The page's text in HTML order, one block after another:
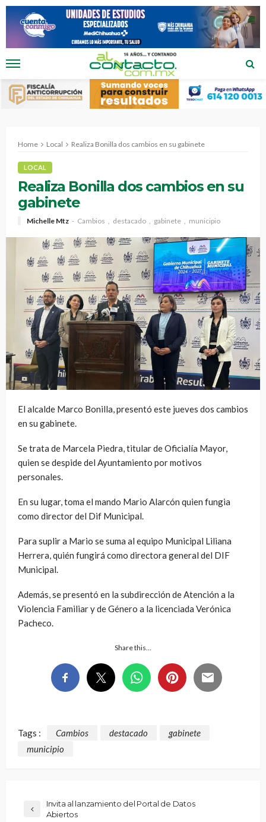
Home Local Realiza Bonilla dos cambios en su gabinete
LOCAL
Realiza Bonilla dos cambios en su
gabinete
Michelle Mtz Cambios destacado gabinete municipio
El alcalde Marco Bonilla, presentó este jueves dos cambios
en su gabinete.
Se trata de Marcela Piedra, titular de Oficialía Mayor,
quien se despide del Ayuntamiento por motivos
personales.
En su lugar, toma el mando Mario Alarcón quien fungia
como director del Dif Municipal.
Para suplir a Mario se suma al equipo Municipal Liliana
Herrera, quién fungirá como directora general del DIF
Municipal.
Además, se presentó en la subdirección de Atención a la
Violencia Familiar y de Género a la licenciada Verónica
Pacheco.
Share this…
Tags : Cambios destacado
gabinete
municipio
Invita al lanzamiento del Portal de Datos
Abiertos